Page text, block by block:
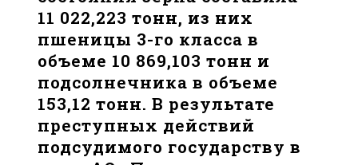
11 022,223 тонн, из них
пшеницы 3-го класса в
объеме 10 869,103 тонн и
подсолнечника в объеме
153,12 тонн. В результате
преступных действий
подсудимого государству в